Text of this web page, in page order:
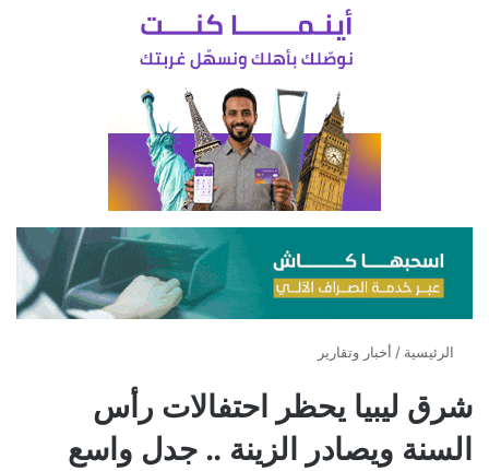
الرئيسية / أخبار وتقارير
شرق ليبيا يحظر احتفالات رأس
السنة ويصادر الزينة .. جدل واسع